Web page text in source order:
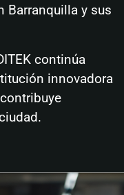
Barranquilla y sus
continúa
innovadora